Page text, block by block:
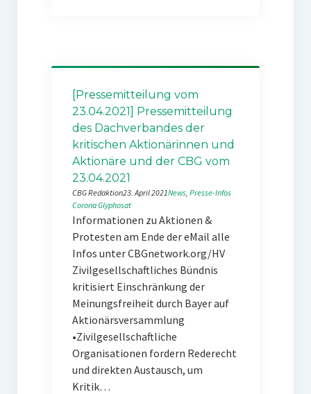
[Pressemitteilung vom
23.04.2021] Pressemitteilung
des Dachverbandes der
kritischen Aktionärinnen und
Aktionäre und der CBG vom
23.04.2021
CBG Redaktion23. April 2021News, Presse-Infos
CoronaGlyphosat
Informationen zu Aktionen &
Protesten am Ende der eMail alle
Infos unter CBGnetwork.org/HV
Zivilgesellschaftliches Bündnis
kritisiert Einschränkung der
Meinungsfreiheit durch Bayer auf
Aktionärsversammlung
•Zivilgesellschaftliche
Organisationen fordern Rederecht
und direkten Austausch, um
Kritik…